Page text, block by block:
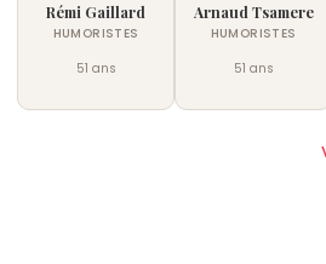
Rémi Gaillard
HUMORISTES
51 ans
Arnaud Tsamere
HUMORISTES
51 ans